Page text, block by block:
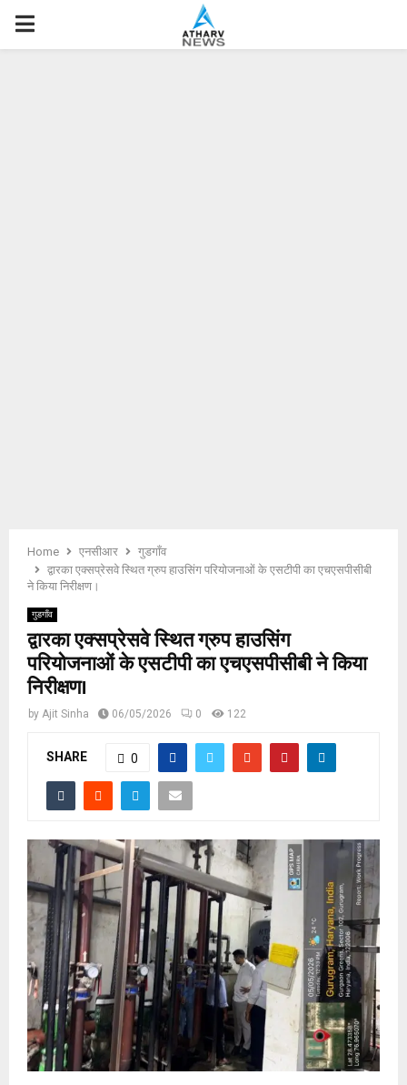
P
Home एनसीआर
गुडगाँव
द्वारका एक्सप्रेसवे स्थित ग्रुप हाउसिंग परियोजनाओं के एसटीपी का एचएसपीसीबी
ने किया निरीक्षण।
गुडगाँव
द्वारका एक्सप्रेसवे स्थित ग्रुप हाउसिंग
परियोजनाओं के एसटीपी का एचएसपीसीबी ने किया
निरीक्षण।
by Ajit Sinha 06/05/2026 0 122
SHARE 0